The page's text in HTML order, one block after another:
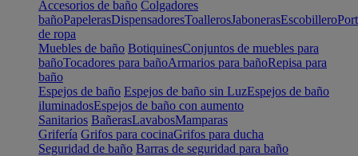
Accesorios de baño Colgadores
bañoPapelerasDispensadoresToallerosJabonerasEscobillero
de ropa
Muebles de baño BotiquinesConjuntos de muebles para
bañoTocadores para bañoArmarios para bañoRepisa para
baño
Espejos de baño Espejos de baño sin LuzEspejos de baño
iluminadosEspejos de baño con aumento
Sanitarios BañerasLavabosMamparas
Grifería Grifos para cocinaGrifos para ducha
Seguridad de baño Barras de seguridad para baño